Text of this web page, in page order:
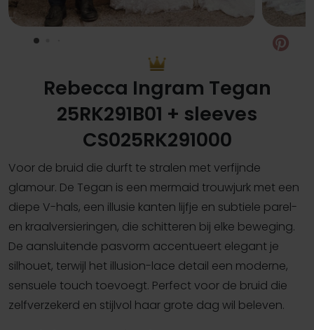
Rebecca Ingram Tegan
25RK291B01 + sleeves
CS025RK291000
Voor de bruid die durft te stralen met verfijnde
glamour. De Tegan is een mermaid trouwjurk met een
diepe V-hals, een illusie kanten lijfje en subtiele parel-
en kraalversieringen, die schitteren bij elke beweging.
De aansluitende pasvorm accentueert elegant je
silhouet, terwijl het illusion-lace detail een moderne,
sensuele touch toevoegt. Perfect voor de bruid die
zelfverzekerd en stijlvol haar grote dag wil beleven.